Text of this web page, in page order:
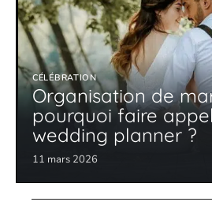
CÉLÉBRATION
Organisation de
pourquoi faire
wedding planner ?
11 mars 2026